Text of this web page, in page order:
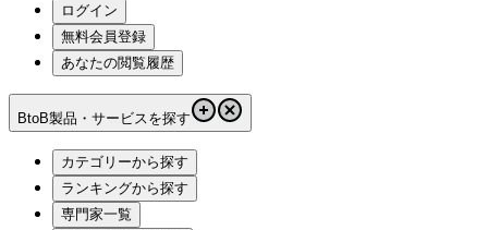
ログイン
無料会員登録
あなたの閲覧履歴
BtoB製品・サービスを探す
カテゴリーから探す
ランキングから探す
専門家一覧